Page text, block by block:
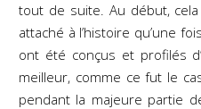
tout de suite. Au début,
attaché à l’histoire qu’une
ont été conçus et profilés
meilleur, comme ce fut le
pendant la majeure partie